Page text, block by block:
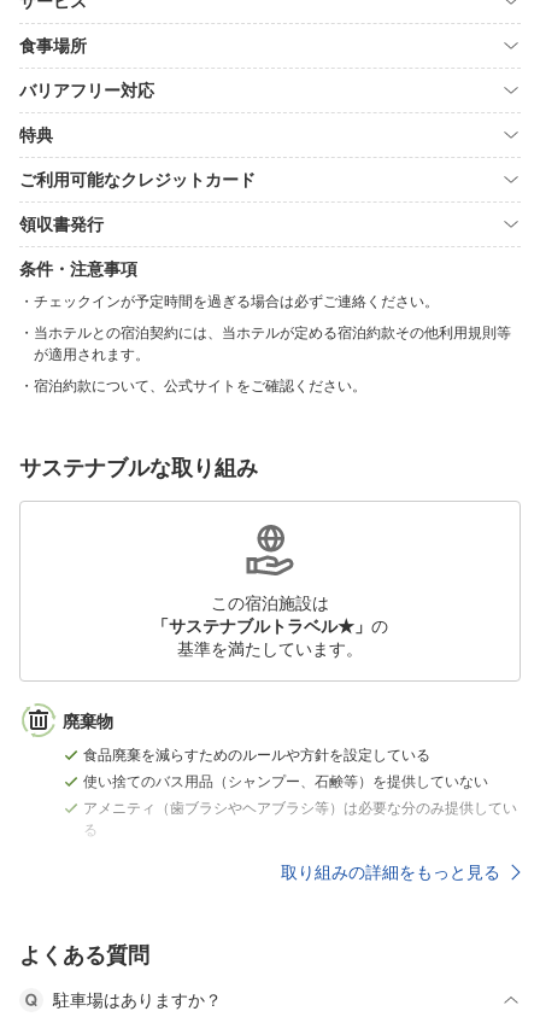
食事場所
バリアフリー対応
特典
ご利用可能なクレジットカード
領収書発行
条件・注意事項
チェックインが予定時間を過ぎる場合は必ずご連絡ください。
当ホテルとの宿泊契約には、当ホテルが定める宿泊約款その他利用規則等
が適用されます。
宿泊約款について、公式サイトをご確認ください。
サステナブルな取り組み
この宿泊施設は
「サステナブルトラベル★」 の
基準を満たしています。
廃棄物
食品廃棄を減らすためのルールや方針を設定している
使い捨てのバス用品（シャンプー、石鹸等）を提供していない
アメニティ（歯ブラシやヘアブラシ等）は必要な分のみ提供してい
る
取り組みの詳細をもっと見る
よくある質問
駐車場はありますか？